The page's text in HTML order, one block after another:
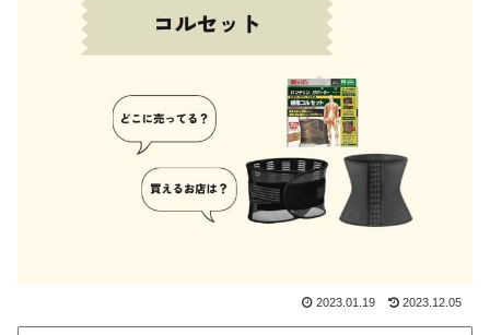
2023.01.19 2023.12.05